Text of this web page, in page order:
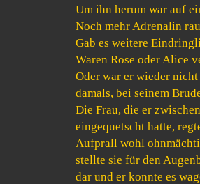
Um ihn herum war auf
Noch mehr Adrenalin
Gab es weitere
Waren Rose oder Alice
Oder war er wieder
damals, bei seinem
Die Frau, die er
eingequetscht hatte,
Aufprall wohl
stellte sie für den
dar und er konnte es